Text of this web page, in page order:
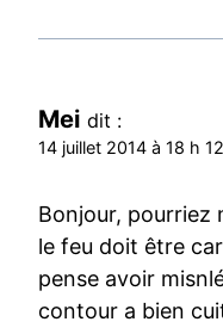
Mei dit :
14 juillet 2014 à 18 h
Bonjour, pourriez
le feu doit être
pense avoir
contour a bien